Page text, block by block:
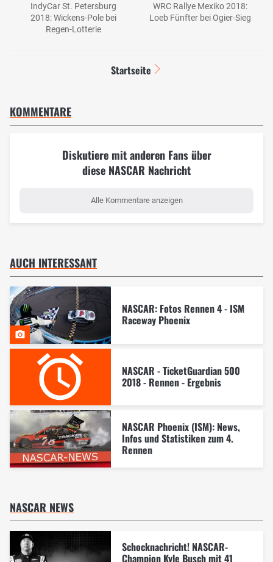
IndyCar St. Petersburg
2018: Wickens-Pole bei
Regen-Lotterie
WRC Rallye Mexiko 2018:
Loeb Fünfter bei Ogier-Sieg
Startseite
KOMMENTARE
Diskutiere mit anderen Fans über
diese NASCAR Nachricht
Alle Kommentare anzeigen
AUCH INTERESSANT
NASCAR: Fotos Rennen 4 - ISM
Raceway Phoenix
NASCAR - TicketGuardian 500
2018 - Rennen - Ergebnis
NASCAR Phoenix (ISM): News,
Infos und Statistiken zum 4.
Rennen
NASCAR NEWS
Schocknachricht! NASCAR-
Champion Kyle Busch mit 41